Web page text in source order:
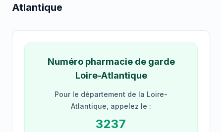
Atlantique
Numéro pharmacie de garde
Loire-Atlantique
Pour le département de la Loire-
Atlantique, appelez le :
3237